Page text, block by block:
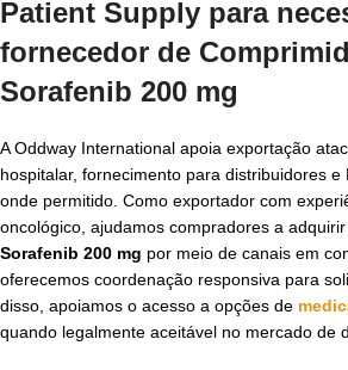
Patient Supply para
fornecedor de
Sorafenib 200 mg
A Oddway International apoia exportação
hospitalar, fornecimento para distribuidores e
onde permitido. Como exportador com
oncológico, ajudamos compradores a adquirir
Sorafenib 200 mg por meio de canais em
oferecemos coordenação responsiva para
disso, apoiamos o acesso a opções de
quando legalmente aceitável no mercado de